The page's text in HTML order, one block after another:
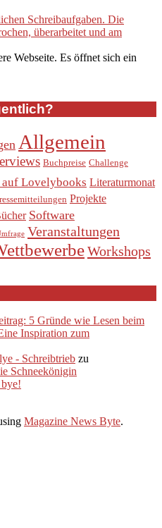
Schreibaufgaben. Die
überarbeitet und am
Webseite. Es öffnet sich ein
Allgemein
Buchpreise Challenge
auf Lovelybooks Literaturmonat
Projekte
Software
Veranstaltungen
Workshops
5 Gründe wie Lesen beim
Inspiration zum
- Schreibtrieb zu
Schneekönigin
Magazine News Byte.